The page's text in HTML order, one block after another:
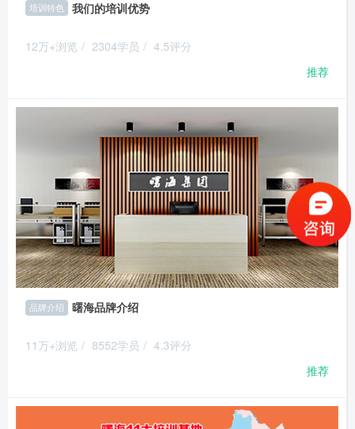
培训特色 我们的培训优势
12万+浏览 / 2304学员 / 4.5评分
推荐
品牌介绍 曙海品牌介绍
11万+浏览 / 8552学员 / 4.3评分
推荐